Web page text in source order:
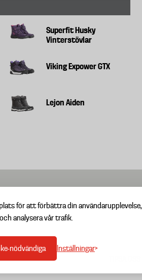
för att förbättra din användarupplevelse,
analysera vår trafik.
nödvändiga Inställningar
Superfit Husky
Vinterstövlar
Viking Expower GTX
Lejon Aiden